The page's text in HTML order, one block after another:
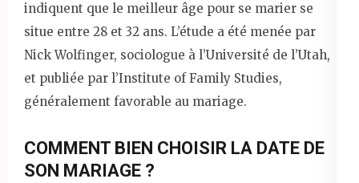
indiquent que le meilleur âge pour se marier se
situe entre 28 et 32 ​​ans. L’étude a été menée par
Nick Wolfinger, sociologue à l’Université de l’Utah,
et publiée par l’Institute of Family Studies,
généralement favorable au mariage.
COMMENT BIEN CHOISIR LA DATE DE
SON MARIAGE ?